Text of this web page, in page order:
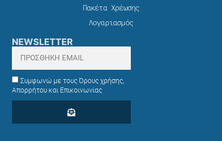
Πακέτα Χρέωσης​
Λογαριασμός
NEWSLETTER
Συμφωνώ με τους Όρους χρήσης,
Απορρήτου και Επικοινωνίας